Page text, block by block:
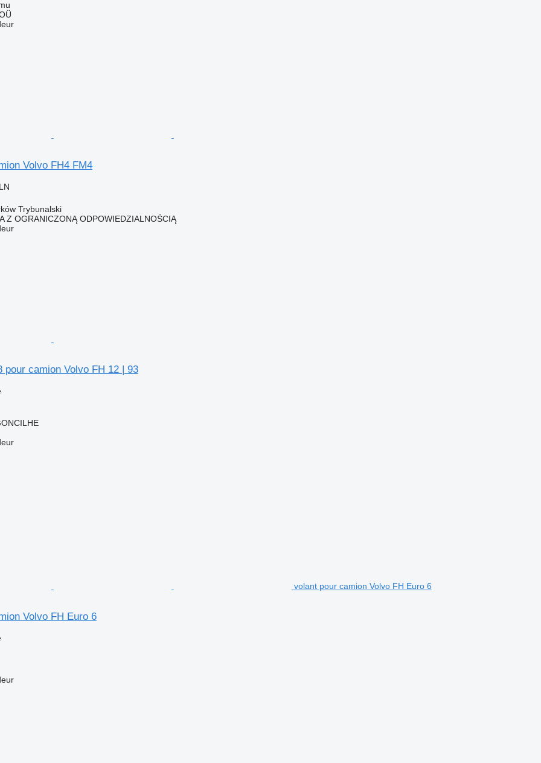
Volvo FH4 FM4
Trybunalski
Z OGRANICZONĄ ODPOWIEDZIALNOŚCIĄ
pour camion Volvo FH 12 | 93
volant pour camion Volvo FH Euro 6
Volvo FH Euro 6